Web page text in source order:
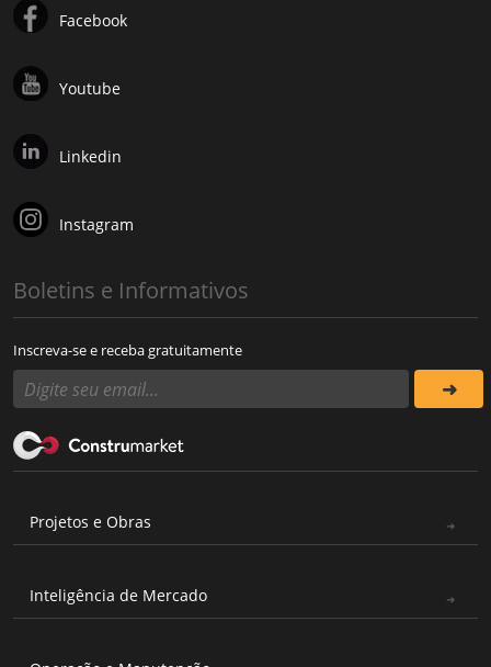
Facebook
Youtube
Linkedin
Instagram
Boletins e Informativos
Inscreva-se e receba gratuitamente
Projetos e Obras
Inteligência de Mercado